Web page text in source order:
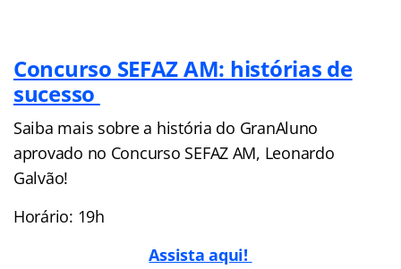
Concurso SEFAZ AM: histórias de
sucesso
Saiba mais sobre a história do GranAluno
aprovado no Concurso SEFAZ AM, Leonardo
Galvão!
Horário: 19h
Assista aqui!